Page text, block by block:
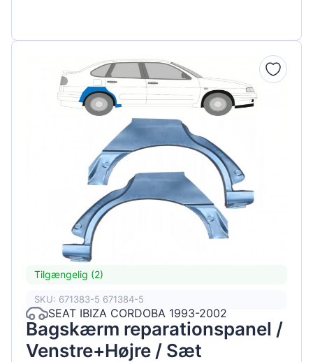
Tilgængelig (2)
SKU: 671383-5 671384-5
SEAT IBIZA CORDOBA 1993-2002
Bagskærm reparationspanel /
Venstre+Højre / Sæt